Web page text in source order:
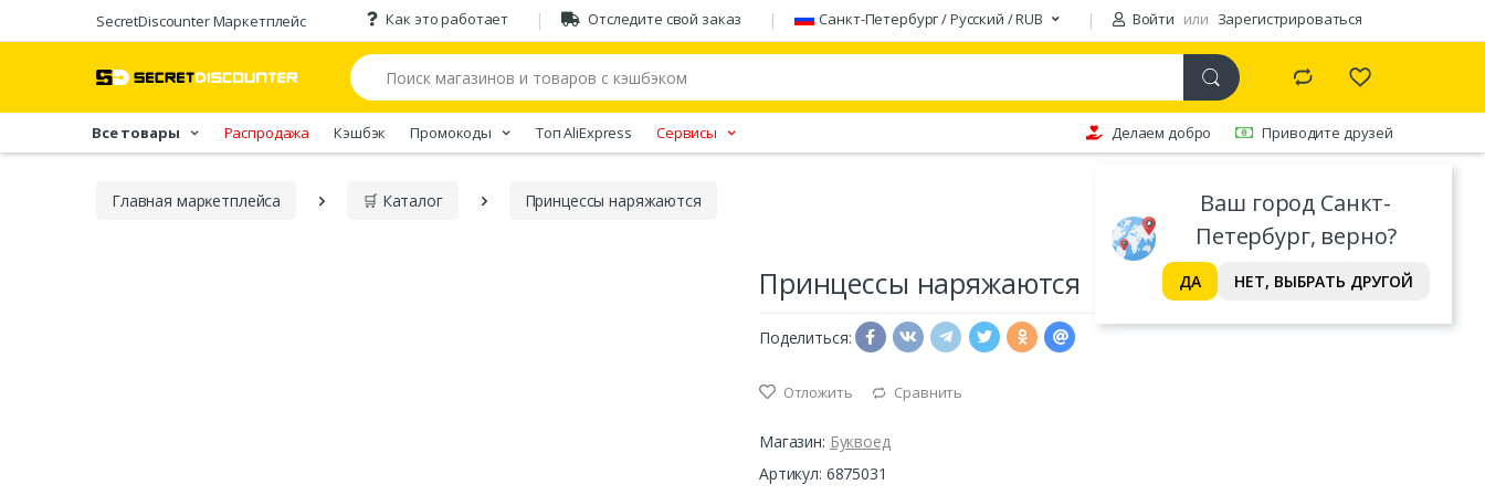
SecretDiscounter Маркетплейс Как это работает Отследите свой заказ Санкт-Петербург / Русский / RUB Войти или Зарегистрироваться
Ваш город Санкт-
Петербург, верно?
ДА НЕТ, ВЫБРАТЬ ДРУГОЙ
Все товары Распродажа Кэшбэк Промокоды Tоп AliExpress Сервисы Делаем добро Приводите друзей
Главная марĸетплейса 🛒 Каталог Принцессы наряжаются
Принцессы наряжаются
Поделиться:
Отложить Сравнить
Магазин: Буквоед
Артикул: 6875031